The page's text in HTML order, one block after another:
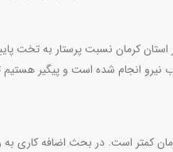
کرمان نسبت پرستار به تخت
انجام شده است و پیگیر هستیم
کمتر است. در بحث اضافه کاری به